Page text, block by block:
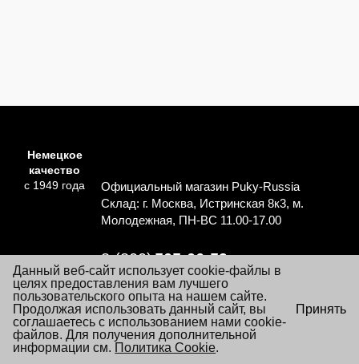
Немецкое
качество
с 1949 года
Официальный магазин Puky-Russia
Склад: г. Москва, Истринская 8к3, м.
Молодежная, ПН-ВС 11.00-17.00
8 (800)505-06-59
Перезвоните мне
Согласие на обработку персональных данных
Политика обработки персональных данных
Условия заказа и покупки товаров
×
Посещая настоящий сайт Вы даете согласие на обработку
файлов «cookie», пользовательских данных …
Данный веб-сайт использует cookie-файлы в
целях предоставления вам лучшего
пользовательского опыта на нашем сайте.
Продолжая использовать данный сайт, вы
соглашаетесь с использованием нами cookie-
файлов. Для получения дополнительной
информации см. Политика Cookie.
Принять